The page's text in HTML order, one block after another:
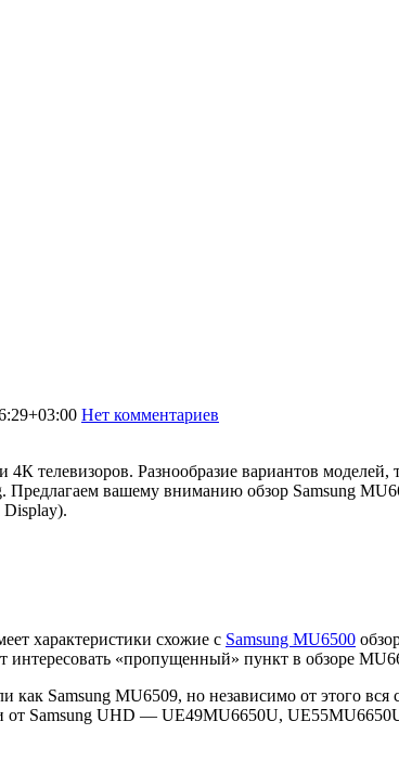
Нет комментариев
телевизоров. Разнообразие вариантов
вашему вниманию обзор Samsung
характеристики схожие с Samsung MU6500
интересовать «пропущенный» пункт в обзоре
Samsung MU6509, но независимо от этого вся
от Samsung UHD — UE49MU6650U,